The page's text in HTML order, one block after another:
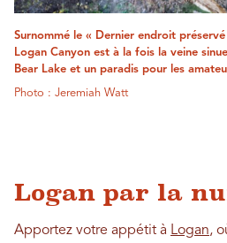
Surnommé le « Dernier endroit
Logan Canyon est à la fois la veine
Bear Lake et un paradis pour les
Photo : Jeremiah Watt
Logan par la
Apportez votre appétit à Logan,